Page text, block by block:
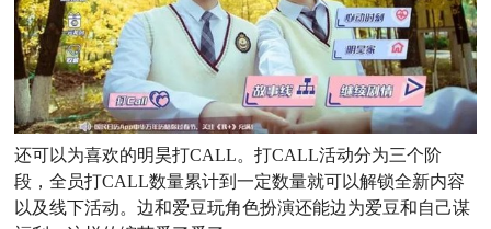
还可以为喜欢的明昊打CALL。打CALL活动分为三个阶
段，全员打CALL数量累计到一定数量就可以解锁全新内容
以及线下活动。边和爱豆玩角色扮演还能边为爱豆和自己谋